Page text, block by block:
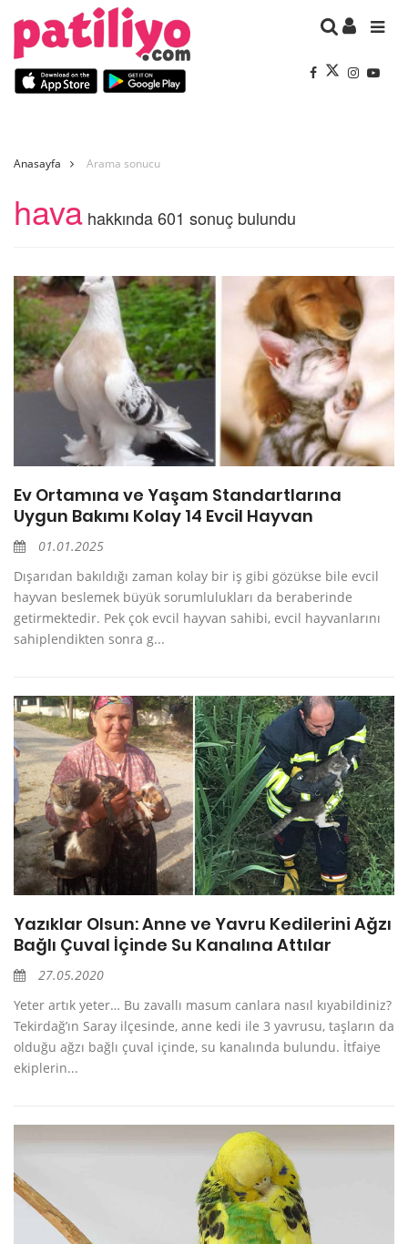
Anasayfa Arama sonucu
hava hakkında 601 sonuç bulundu
Ev Ortamına ve Yaşam Standartlarına
Uygun Bakımı Kolay 14 Evcil Hayvan
01.01.2025
Dışarıdan bakıldığı zaman kolay bir iş gibi gözükse bile evcil
hayvan beslemek büyük sorumlulukları da beraberinde
getirmektedir. Pek çok evcil hayvan sahibi, evcil hayvanlarını
sahiplendikten sonra g...
Yazıklar Olsun: Anne ve Yavru Kedilerini Ağzı
Bağlı Çuval İçinde Su Kanalına Attılar
27.05.2020
Yeter artık yeter… Bu zavallı masum canlara nasıl kıyabildiniz?
Tekirdağ’ın Saray ilçesinde, anne kedi ile 3 yavrusu, taşların da
olduğu ağzı bağlı çuval içinde, su kanalında bulundu. İtfaiye
ekiplerin...